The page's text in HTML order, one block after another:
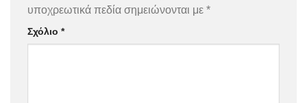
υποχρεωτικά πεδία σημειώνονται με *
Σχόλιο *